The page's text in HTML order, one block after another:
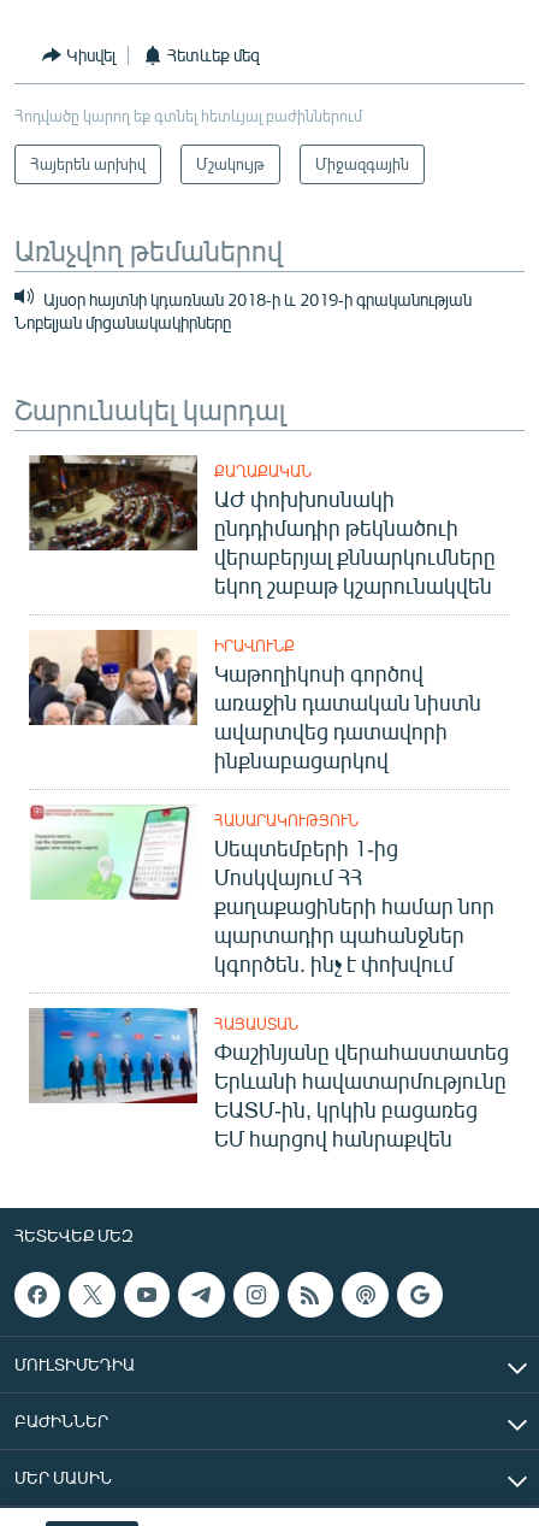
Կիսվել Հետևեք մեզ
Հոդվածը կարող եք գտնել հետևյալ բաժիններում
Հայերեն արխիվ Մշակույթ Միջազգային
Առնչվող թեմաներով
Այսօր հայտնի կդառնան 2018-ի և 2019-ի գրականության
Նոբելյան մրցանակակիրները
Շարունակել կարդալ
ՔԱՂԱՔԱԿԱՆ
ԱԺ փոխխոսնակի
ընդդիմադիր թեկնածուի
վերաբերյալ քննարկումները
եկող շաբաթ կշարունակվեն
ԻՐԱՎՈՒՆՔ
Կաթողիկոսի գործով
առաջին դատական նիստն
ավարտվեց դատավորի
ինքնաբացարկով
ՀԱՍԱՐԱԿՈՒԹՅՈՒՆ
Սեպտեմբերի 1-ից
Մոսկվայում ՀՀ
քաղաքացիների համար նոր
պարտադիր պահանջներ
կգործեն. ինչ է փոխվում
ՀԱՅԱՍՏԱՆ
Փաշինյանը վերահաստատեց
Երևանի հավատարմությունը
ԵԱՏՄ-ին, կրկին բացառեց
ԵՄ հարցով հանրաքվեն
ՀԵՏԵՎԵՔ ՄԵԶ
ՄՈՒԼՏԻՄԵԴԻԱ
ԲԱԺԻՆՆԵՐ
ՄԵՐ ՄԱՍԻՆ